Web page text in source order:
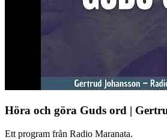
Höra och göra Guds ord |
Ett program från Radio Maranata.